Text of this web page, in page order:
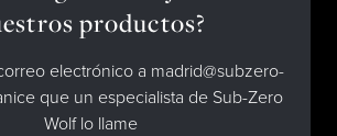
productos?
electrónico a madrid@subzero-
que un especialista de Sub-Zero
Wolf lo llame